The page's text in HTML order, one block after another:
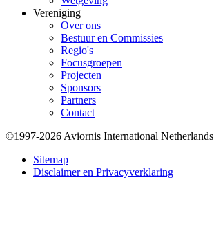
Vereniging
Over ons
Bestuur en Commissies
Regio's
Focusgroepen
Projecten
Sponsors
Partners
Contact
Bottom
©1997-2026 Aviornis International Netherlands
Sitemap
Disclaimer en Privacyverklaring